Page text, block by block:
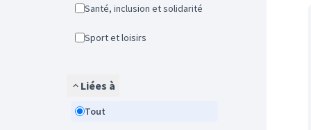
Santé, inclusion et solidarité
Sport et loisirs
Liées à
Tout